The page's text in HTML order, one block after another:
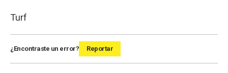
Turf
¿Encontraste un error? Reportar